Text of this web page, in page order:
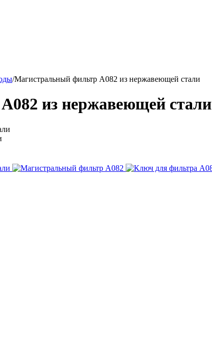
/Магистральный фильтр A082 из нержавеющей стали
из нержавеющей стали